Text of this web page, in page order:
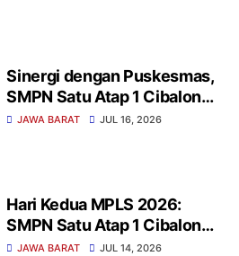
Sinergi dengan Puskesmas,
SMPN Satu Atap 1 Cibalong
Gelar Cek Kesehatan Gratis
JAWA BARAT JUL 16, 2026
Hari Kedua MPLS 2026:
SMPN Satu Atap 1 Cibalong
Gelar Edukasi Anti NAPZA
JAWA BARAT JUL 14, 2026